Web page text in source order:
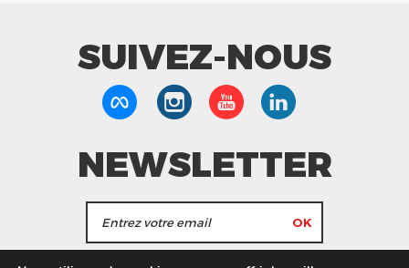
SUIVEZ-NOUS
NEWSLETTER
J'accepte de recevoir les actualités et les